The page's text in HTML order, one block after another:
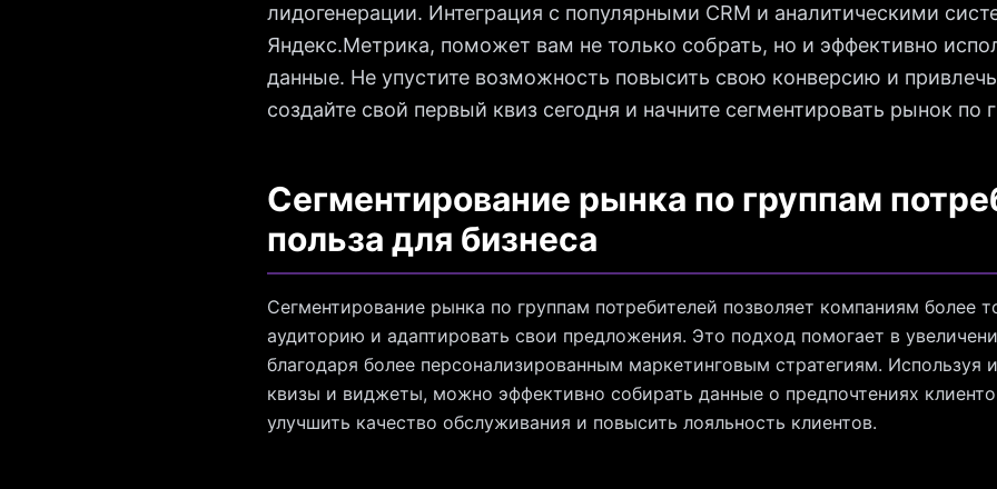
лидогенерации. Интеграция с популярными CRM и аналитическими
Яндекс.Метрика, поможет вам не только собрать, но и эффективно
данные. Не упустите возможность повысить свою конверсию и
создайте свой первый квиз сегодня и начните сегментировать рынок по
Сегментирование рынка по группам
польза для бизнеса
Сегментирование рынка по группам потребителей позволяет компаниям более
аудиторию и адаптировать свои предложения. Это подход помогает в
благодаря более персонализированным маркетинговым стратегиям. Используя
квизы и виджеты, можно эффективно собирать данные о предпочтениях
улучшить качество обслуживания и повысить лояльность клиентов.